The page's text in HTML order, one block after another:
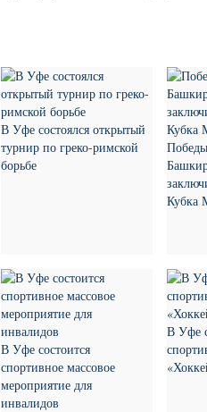
В Уфе состоялся открытый
турнир по греко-римской
борьбе
Кубка
В Уфе состоится
спортивное массовое
мероприятие для
инвалидов
В Уфе